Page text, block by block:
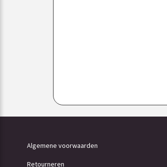
Algemene voorwaarden
Retourneren